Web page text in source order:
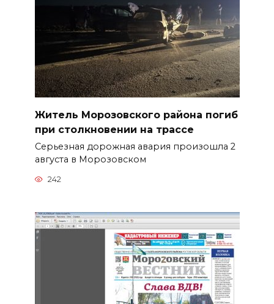
Житель Морозовского района погиб
при столкновении на трассе
Серьезная дорожная авария произошла 2
августа в Морозовском
242